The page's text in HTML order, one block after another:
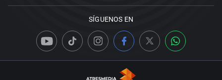
SÍGUENOS EN